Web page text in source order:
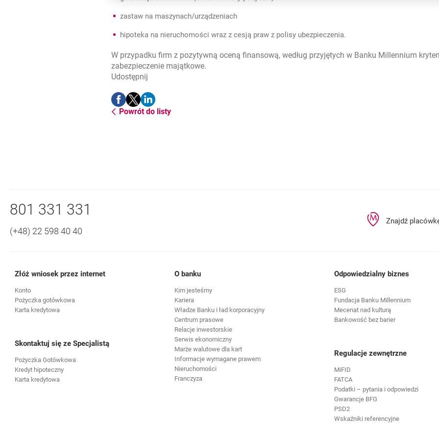
zastaw na maszynach/urządzeniach
hipoteka na nieruchomości wraz z cesją praw z polisy ubezpieczenia.
W przypadku firm z pozytywną oceną finansową, według przyjętych w Banku Millennium
zabezpieczenie majątkowe.
Udostępnij
Udostępnij-
otwiera się w nowej karcie
Udostępnij
otwiera się w nowej karcie
Udostępnij
otwiera się w nowej karcie
Powrót do listy
Nawigacja dolna
Zadzwoń do nas
801 331 331
(+48) 22 598 40 40
Znajdź
Złóż wniosek przez internet
Konto
Pożyczka gotówkowa
Karta kredytowa
Skontaktuj się ze Specjalistą
Pożyczka Gotówkowa
Kredyt hipoteczny
Karta kredytowa
O banku
Kim jesteśmy
Kariera
Władze Banku i ład korporacyjny
Centrum prasowe
Relacje inwestorskie
Serwis ekonomiczny
Marże walutowe dla kart
Informacje wymagane prawem
Nieruchomości
Franczyza
Odpowiedzialny biznes
ESG
Fundacja Banku Millennium
Mecenat nad kulturą
Bankowość bez barier
Regulacje zewnętrzne
MiFID
FATCA
Podatki – pytania i odpowiedzi
Gwarancje BFG
PSD2
Wskaźniki referencyjne